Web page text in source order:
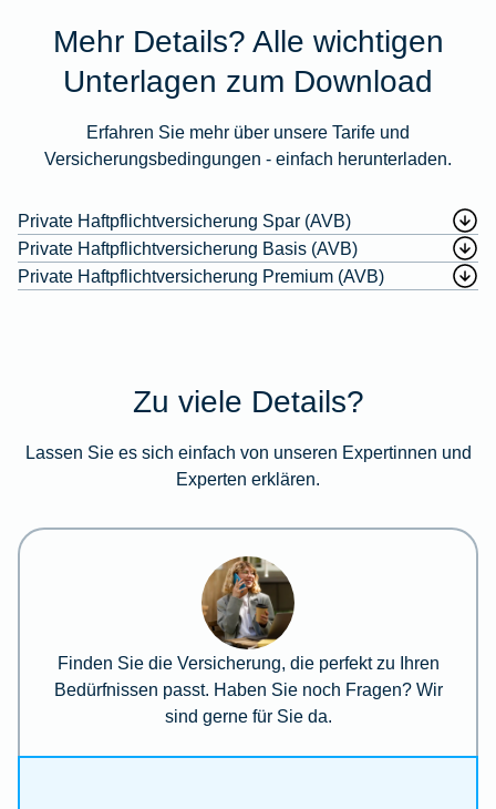
Mehr Details? Alle wichtigen
Unterlagen zum Download
Erfahren Sie mehr über unsere Tarife und
Versicherungsbedingungen - einfach herunterladen.
Private Haftpflichtversicherung Spar (AVB)
Private Haftpflichtversicherung Basis (AVB)
Private Haftpflichtversicherung Premium (AVB)
Zu viele Details?
Lassen Sie es sich einfach von unseren Expertinnen und
Experten erklären.
Finden Sie die Versicherung, die perfekt zu Ihren
Bedürfnissen passt. Haben Sie noch Fragen? Wir
sind gerne für Sie da.